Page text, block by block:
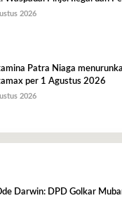
2026
Patra Niaga
per 1 Agustus 2026
2026
Darwin: DPD Golkar